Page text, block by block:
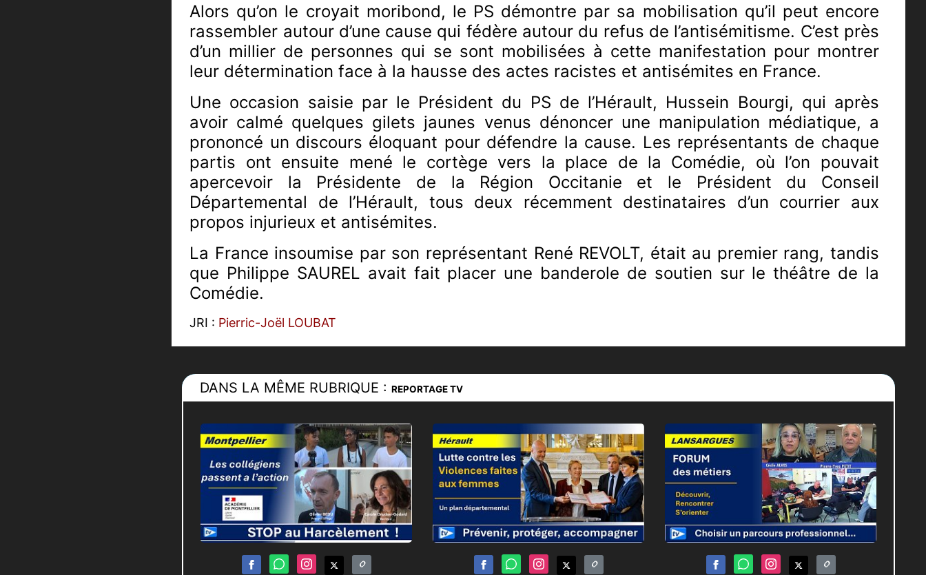
Alors qu’on le croyait moribond, le PS démontre par sa mobilisation qu’il peut encore
rassembler autour d’une cause qui fédère autour du refus de l’antisémitisme. C’est près
d’un millier de personnes qui se sont mobilisées à cette manifestation pour montrer
leur détermination face à la hausse des actes racistes et antisémites en France.
Une occasion saisie par le Président du PS de l’Hérault, Hussein Bourgi, qui après
avoir calmé quelques gilets jaunes venus dénoncer une manipulation médiatique, a
prononcé un discours éloquant pour défendre la cause. Les représentants de chaque
partis ont ensuite mené le cortège vers la place de la Comédie, où l’on pouvait
apercevoir la Présidente de la Région Occitanie et le Président du Conseil
Départemental de l’Hérault, tous deux récemment destinataires d’un courrier aux
propos injurieux et antisémites.
La France insoumise par son représentant René REVOLT, était au premier rang, tandis
que Philippe SAUREL avait fait placer une banderole de soutien sur le théâtre de la
Comédie.
JRI : Pierric-Joël LOUBAT
Monteur :Claudia PITRONACI
DANS LA MÊME RUBRIQUE :REPORTAGE TV